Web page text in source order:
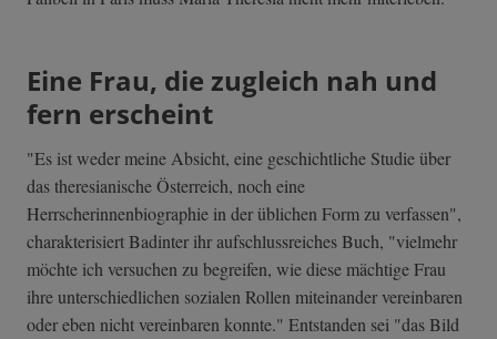
Eine Frau, die zugleich nah und
fern erscheint
"Es ist weder meine Absicht, eine geschichtliche Studie über
das theresianische Österreich, noch eine
Herrscherinnenbiographie in der üblichen Form zu verfassen",
charakterisiert Badinter ihr aufschlussreiches Buch, "vielmehr
möchte ich versuchen zu begreifen, wie diese mächtige Frau
ihre unterschiedlichen sozialen Rollen miteinander vereinbaren
oder eben nicht vereinbaren konnte." Entstanden sei "das Bild